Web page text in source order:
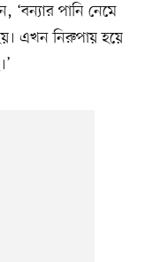
‘বন্যার পানি নেমে
এখন নিরুপায় হয়ে